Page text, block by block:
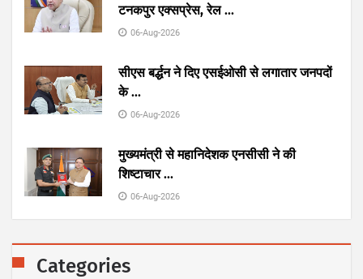
टनकपुर एक्सप्रेस, रेल...
06-Aug-2026
सीएस बर्द्धन ने दिए एसईओसी से लगातार जनपदों
के...
06-Aug-2026
मुख्यमंत्री से महानिदेशक एनसीसी ने की
शिष्टाचार...
06-Aug-2026
Categories